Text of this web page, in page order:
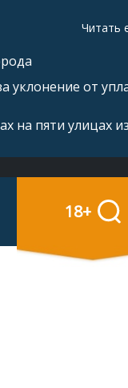
Читать
уклонение от
на пяти улицах
18+